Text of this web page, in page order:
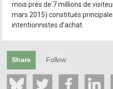
mois près de 7 millions de
mars 2015) constitués
intentionnistes d’achat.
Share Follow